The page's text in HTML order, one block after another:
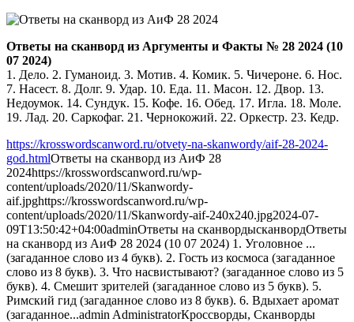
Ответы на сканворд из Аргументы и Факты № 28 2024 (10
07 2024)
1. Дело. 2. Гуманоид. 3. Мотив. 4. Комик. 5. Чичероне. 6. Нос.
7. Насест. 8. Долг. 9. Удар. 10. Еда. 11. Масон. 12. Двор. 13.
Недоумок. 14. Сундук. 15. Кофе. 16. Обед. 17. Игла. 18. Моле.
19. Лад. 20. Саркофаг. 21. Чернокожий. 22. Оркестр. 23. Кедр.
https://krosswordscanword.ru/otvety-na-skanwordy/aif-28-2024-
god.htmlОтветы на сканворд из АиФ 28
2024https://krosswordscanword.ru/wp-
content/uploads/2020/11/Skanwordy-
aif.jpghttps://krosswordscanword.ru/wp-
content/uploads/2020/11/Skanwordy-aif-240x240.jpg2024-07-
09T13:50:42+04:00adminОтветы на сканвордысканвордОтветы
на сканворд из АиФ 28 2024 (10 07 2024) 1. Уголовное ...
(загаданное слово из 4 букв). 2. Гость из космоса (загаданное
слово из 8 букв). 3. Что насвистывают? (загаданное слово из 5
букв). 4. Смешит зрителей (загаданное слово из 5 букв). 5.
Римский гид (загаданное слово из 8 букв). 6. Вдыхает аромат
(загаданное...admin AdministratorКроссворды, Сканворды